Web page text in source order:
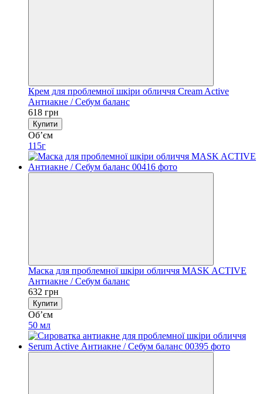
Крем для проблемної шкіри обличчя Cream Active
Антиакне / Себум баланс
618 грн
Купити
Обʼєм
115г
Маска для проблемної шкіри обличчя MASK ACTIVE
Антиакне / Себум баланс
632 грн
Купити
Обʼєм
50 мл